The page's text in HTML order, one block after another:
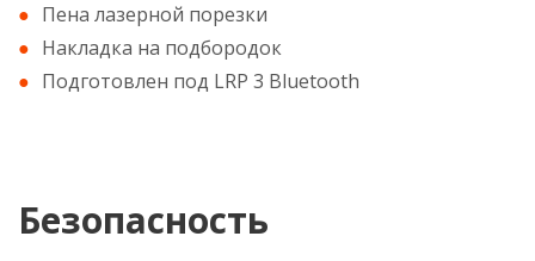
Пена лазерной порезки
Накладка на подбородок
Подготовлен под LRP 3 Bluetooth
Безопасность